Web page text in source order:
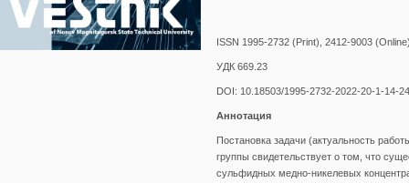
ISSN 1995-2732 (Print), 2412-9003
УДК 669.23
DOI: 10.18503/1995-2732-2022-20-1-14-24
Аннотация
Постановка задачи (актуальность
группы свидетельствует о том, что
сульфидных медно-никелевых